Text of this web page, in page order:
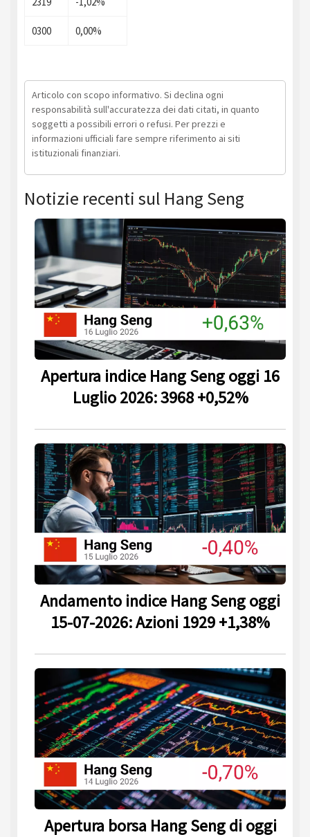
0300 0,00%
Articolo con scopo informativo. Si declina ogni
responsabilità sull'accuratezza dei dati citati, in quanto
soggetti a possibili errori o refusi. Per prezzi e
informazioni ufficiali fare sempre riferimento ai siti
istituzionali finanziari.
Notizie recenti sul Hang Seng
Apertura indice Hang Seng oggi 16
Luglio 2026: 3968 +0,52%
Andamento indice Hang Seng oggi
15-07-2026: Azioni 1929 +1,38%
Apertura borsa Hang Seng di oggi